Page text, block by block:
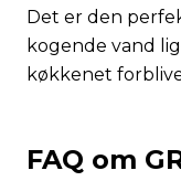
Det er den
kogende vand
køkkenet
FAQ om